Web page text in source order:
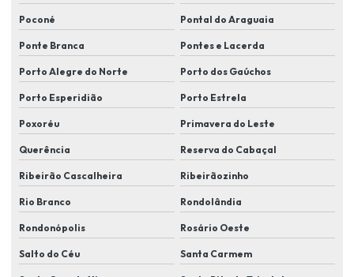
Instalação de sistemas de controle de acesso biométrico
Instalação de sistemas de proteção perimetral
Instalação de sistemas de segurança
Instalação de sistemas de segurança para condomínios
Instalação de sistemas de segurança eletrônica
Instalação de sistemas de videomonitoramento
Instalação de soluções de segurança para indústrias
Instalação de tecnologias de segurança eletrônica
Poconé Pontal do Araguaia
Ponte Branca Pontes e Lacerda
Porto Alegre do Norte Porto dos Gaúchos
Porto Esperidião Porto Estrela
Poxoréu Primavera do Leste
Querência Reserva do Cabaçal
Ribeirão Cascalheira Ribeirãozinho
Rio Branco Rondolândia
Rondonópolis Rosário Oeste
Salto do Céu Santa Carmem